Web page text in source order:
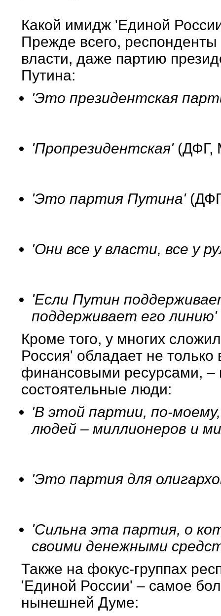
Какой имидж 'Единой
Прежде всего,
власти, даже партию
Путина:
'Это президентская
'Пропрезидентская'(ДФГ,
'Это партия Путина'
'Они все у власти, все у
'Если Путин
поддерживает его линию'
Кроме того, у многих
Россия' обладает не
финансовыми ресурсами, –
состоятельные люди:
'В этой партии, по-
людей – миллионеров и
'Это партия для
'Сильна эта партия, о
своими денежными
Также на фокус-группах
'Единой России' – самое
нынешней Думе: